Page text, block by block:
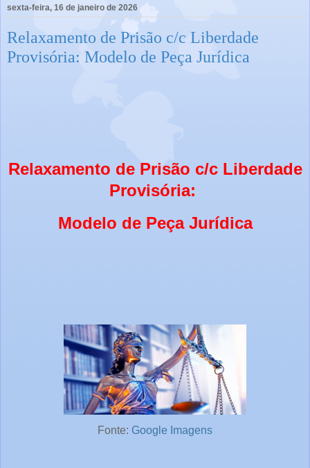
sexta-feira, 16 de janeiro de 2026
Relaxamento de Prisão c/c Liberdade
Provisória: Modelo de Peça Jurídica
Relaxamento de Prisão c/c Liberdade
Provisória:
Modelo de Peça Jurídica
Fonte: Google Imagens